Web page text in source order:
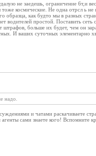
не заедешь, ограничение 6т,и
космические. Не одна отрсл ь не
образца, как будто мы в разных
водителей простой. Поставить
штрафов, больше их будет, чем он
И ваших суточных элементарно
надо.
и чатами раскачиваете
сами знаете кого!